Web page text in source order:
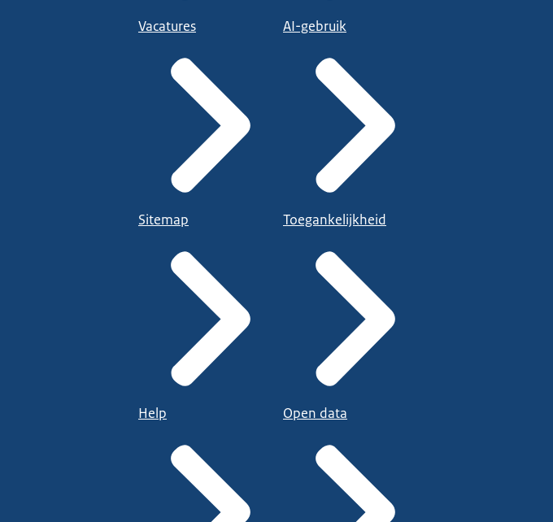
Vacatures
Sitemap
Help
AI-gebruik
Toegankelijkheid
Open data